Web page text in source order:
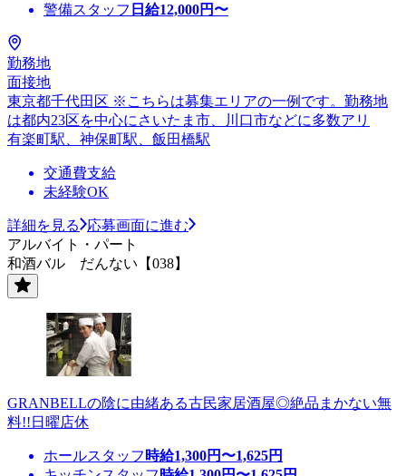
警備スタッフ 日給12,000円〜
勤務地
面接地
東京都千代田区 ※こちらは募集エリアの一例です。勤務地
は都内23区を中心にさいたま市、川口市などに多数アリ
有楽町駅、神保町駅、飯田橋駅
交通費支給
未経験OK
詳細を見る
応募画面に進む
アルバイト・パート
和酒バル だんない【038】
GRANBELLの陰に由緒ある古民家居酒屋◎絶品まかない無
料!!日曜店休
ホールスタッフ 時給1,300円〜1,625円